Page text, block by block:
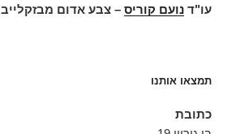
עו"ד נועם קוריס – צבע אדום מבזקלייב
תמצאו אותנו
כתובת